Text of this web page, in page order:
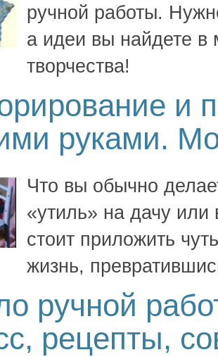
ручной работы.
а идеи вы найдете в
творчества!
и
руками.
Что вы обычно
«утиль» на дачу
стоит приложить
жизнь,
ручной
рецепты,